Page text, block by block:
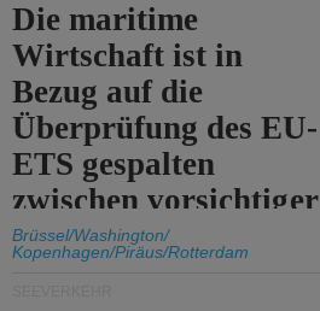
Die maritime
Wirtschaft ist in
Bezug auf die
Überprüfung des EU-
ETS gespalten
zwischen vorsichtiger
Unterstützung und
Kritik.
Brüssel/Washington/
Kopenhagen/Piräus/Rotterdam